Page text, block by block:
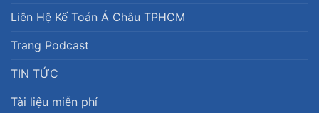
Liên Hệ Kế Toán Á Châu TPHCM
Trang Podcast
TIN TỨC
Tài liệu miễn phí